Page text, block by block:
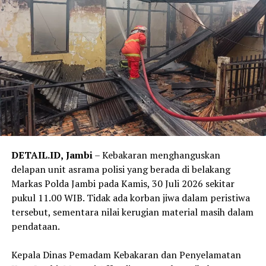
permintaan dalam bentuk apa pun. Mari bersama-sama
kita cegah agar tidak ada masyarakat yang menjadi
korban penipuan,” kata Kepala Seksi Penerangan Hukum
Kejati Jambi.
‎Kejati Jambi meminta masyarakat tidak mudah
mempercayai pesan, telepon, atau akun WhatsApp yang
mengatasnamakan pejabat Kejaksaan. Masyarakat juga
diminta tidak memberikan data pribadi, informasi
perbankan, kode OTP, maupun melakukan transfer dana
kepada pihak yang mengaku sebagai pejabat Kejaksaan.
‎Selain itu, masyarakat diimbau selalu melakukan
konfirmasi melalui kanal resmi Kejati Jambi apabila
menerima permintaan yang mencurigakan, serta segera
melaporkannya kepada aparat penegak hukum apabila
menemukan atau menjadi korban modus penipuan
tersebut.
DETAIL.ID, Jambi– Kebakaran menghanguskan
delapan unit asrama polisi yang berada di belakang
Markas Polda Jambi pada Kamis, 30 Juli 2026 sekitar
pukul 11.00 WIB. Tidak ada korban jiwa dalam peristiwa
tersebut, sementara nilai kerugian material masih dalam
pendataan.
‎Kepala Dinas Pemadam Kebakaran dan Penyelamatan